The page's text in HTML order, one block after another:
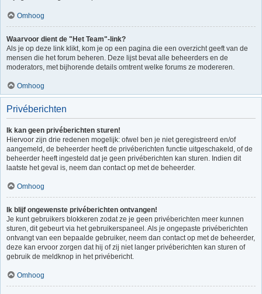
Omhoog
Waarvoor dient de "Het Team"-link?
Als je op deze link klikt, kom je op een pagina die een overzicht geeft van de
mensen die het forum beheren. Deze lijst bevat alle beheerders en de
moderators, met bijhorende details omtrent welke forums ze modereren.
Omhoog
Privéberichten
Ik kan geen privéberichten sturen!
Hiervoor zijn drie redenen mogelijk: ofwel ben je niet geregistreerd en/of
aangemeld, de beheerder heeft de privéberichten functie uitgeschakeld, of de
beheerder heeft ingesteld dat je geen privéberichten kan sturen. Indien dit
laatste het geval is, neem dan contact op met de beheerder.
Omhoog
Ik blijf ongewenste privéberichten ontvangen!
Je kunt gebruikers blokkeren zodat ze je geen privéberichten meer kunnen
sturen, dit gebeurt via het gebruikerspaneel. Als je ongepaste privéberichten
ontvangt van een bepaalde gebruiker, neem dan contact op met de beheerder,
deze kan ervoor zorgen dat hij of zij niet langer privéberichten kan sturen of
gebruik de meldknop in het privébericht.
Omhoog